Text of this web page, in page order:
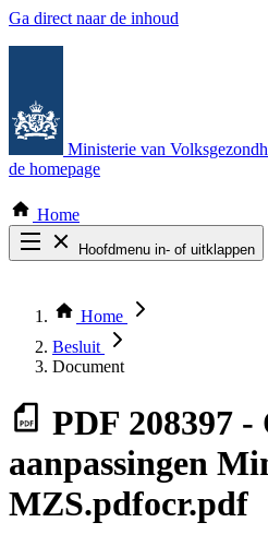
Ga direct naar de inhoud
Ministerie van
de homepage
Home
Hoofdmenu in- of uitklappen
Thema COVID-19
Bekijk per bestuursorgaan
Home
Besluit
Document
PDF 208397
aanpassingen
MZS.pdfocr.pdf